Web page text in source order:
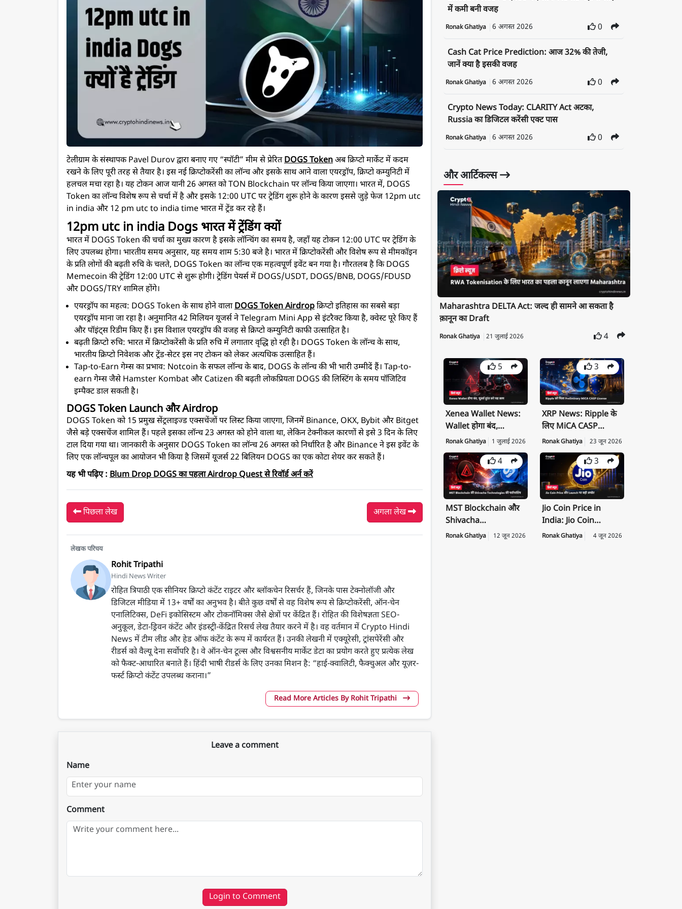
टेलीग्राम के संस्थापक Pavel Durov द्वारा बनाए गए “स्पॉटी” मीम से प्रेरितDOGS Tokenअब क्रिप्टो मार्केट में कदम
रखने के लिए पूरी तरह से तैयार है। इस नई क्रिप्टोकरेंसी का लॉन्च और इसके साथ आने वाला एयरड्रॉप, क्रिप्टो कम्युनिटी में
हलचल मचा रहा है। यह टोकन आज यानी 26 अगस्त को TON Blockchain पर लॉन्च किया जाएगा। भारत में, DOGS
Token का लॉन्च विशेष रूप से चर्चा में है और इसके 12:00 UTC पर ट्रेडिंग शुरू होने के कारण इससे जुड़े फेज 12pm utc
in india और 12 pm utc to india time भारत में ट्रेंड कर रहे हैं।
12pm utc in india Dogs भारत में ट्रेंडिंग क्यों
भारत में DOGS Token की चर्चा का मुख्य कारण है इसके लॉन्चिंग का समय है, जहाँ यह टोकन 12:00 UTC पर ट्रेडिंग के
लिए उपलब्ध होगा। भारतीय समय अनुसार, यह समय शाम 5:30 बजे है। भारत में क्रिप्टोकरेंसी और विशेष रूप से मीमकॉइन
के प्रति लोगों की बढ़ती रुचि के चलते, DOGS Token का लॉन्च एक महत्वपूर्ण इवेंट बन गया है। गौरतलब है कि DOGS
Memecoin की ट्रेडिंग 12:00 UTC से शुरू होगी। ट्रेडिंग पेयर्स में DOGS/USDT, DOGS/BNB, DOGS/FDUSD
और DOGS/TRY शामिल होंगे।
एयरड्रॉप का महत्व: DOGS Token के साथ होने वालाDOGS Token Airdropक्रिप्टो इतिहास का सबसे बड़ा
एयरड्रॉप माना जा रहा है। अनुमानित 42 मिलियन यूजर्स ने Telegram Mini App से इंटरैक्ट किया है, क्वेस्ट पूरे किए हैं
और पॉइंट्स रिडीम किए हैं। इस विशाल एयरड्रॉप की वजह से क्रिप्टो कम्युनिटी काफी उत्साहित है।
बढ़ती क्रिप्टो रुचि: भारत में क्रिप्टोकरेंसी के प्रति रुचि में लगातार वृद्धि हो रही है। DOGS Token के लॉन्च के साथ,
भारतीय क्रिप्टो निवेशक और ट्रेंड-सेटर इस नए टोकन को लेकर अत्यधिक उत्साहित हैं।
Tap-to-Earn गेम्स का प्रभाव: Notcoin के सफल लॉन्च के बाद, DOGS के लॉन्च की भी भारी उम्मीदें हैं। Tap-to-
earn गेम्स जैसे Hamster Kombat और Catizen की बढ़ती लोकप्रियता DOGS की लिस्टिंग के समय पॉजिटिव
इम्पैक्ट डाल सकती है।
DOGS Token Launch और Airdrop
DOGS Token को 15 प्रमुख सेंट्रलाइज्ड एक्सचेंजों पर लिस्ट किया जाएगा, जिनमें Binance, OKX, Bybit और Bitget
जैसे बड़े एक्सचेंज शामिल हैं। पहले इसका लॉन्च 23 अगस्त को होने वाला था, लेकिन टेक्नीकल कारणों से इसे 3 दिन के लिए
टाल दिया गया था। जानकारी के अनुसार DOGS Token का लॉन्च 26 अगस्त को निर्धारित है और Binance ने इस इवेंट के
लिए एक लॉन्चपूल का आयोजन भी किया है जिसमें यूजर्स 22 बिलियन DOGS का एक कोटा शेयर कर सकते हैं।
यह भी पढ़िए : Blum Drop DOGS का पहला Airdrop Quest से रिवॉर्ड अर्न करें
पिछला लेख अगला लेख
लेखक परिचय
Rohit Tripathi
Hindi News Writer
रोहित त्रिपाठी एक सीनियर क्रिप्टो कंटेंट राइटर और ब्लॉकचेन रिसर्चर हैं, जिनके पास टेक्नोलॉजी और
डिजिटल मीडिया में 13+ वर्षों का अनुभव है। बीते कुछ वर्षों से वह विशेष रूप से क्रिप्टोकरेंसी, ऑन-चेन
एनालिटिक्स, DeFi इकोसिस्टम और टोकनॉमिक्स जैसे क्षेत्रों पर केंद्रित हैं। रोहित की विशेषज्ञता SEO-
अनुकूल, डेटा-ड्रिवन कंटेंट और इंडस्ट्री-केंद्रित रिसर्च लेख तैयार करने में है। वह वर्तमान में Crypto Hindi
News में टीम लीड और हेड ऑफ कंटेंट के रूप में कार्यरत हैं। उनकी लेखनी में एक्यूरेसी, ट्रांसपेरेंसी और
रीडर्स को वैल्यू देना सर्वोपरि है। वे ऑन-चेन टूल्स और विश्वसनीय मार्केट डेटा का प्रयोग करते हुए प्रत्येक लेख
को फैक्ट-आधारित बनाते हैं। हिंदी भाषी रीडर्स के लिए उनका मिशन है: “हाई-क्वालिटी, फैक्चुअल और यूज़र-
फर्स्ट क्रिप्टो कंटेंट उपलब्ध कराना।”
Read More Articles By Rohit Tripathi
Leave a comment
Name
Comment
Login to Comment
में कमी बनी वजह
Ronak Ghatiya 6 अगस्त 2026 0
Cash Cat Price Prediction: आज 32% की तेजी,
जानें क्या है इसकी वजह
Ronak Ghatiya 6 अगस्त 2026 0
Crypto News Today: CLARITY Act अटका,
Russia का डिजिटल करेंसी एक्ट पास
Ronak Ghatiya 6 अगस्त 2026 0
और आर्टिकल्स
Maharashtra DELTA Act: जल्द ही सामने आ सकता है
क़ानून का Draft
Ronak Ghatiya 21 जुलाई 2026 4
5
Xenea Wallet News:
Wallet होगा बंद,
Private Key तुरंत करें
Export
Ronak Ghatiya 1 जुलाई 2026
3
XRP News: Ripple के
लिए MiCA CASP
License क्यों है बड़ी
उपलब्धि
Ronak Ghatiya 23 जून 2026
4
MST Blockchain और
Shivacha
Technologies के बीच
Ronak Ghatiya 12 जून 2026
3
Jio Coin Price in
India: Jio Coin
Launch Date, Price
Ronak Ghatiya 4 जून 2026